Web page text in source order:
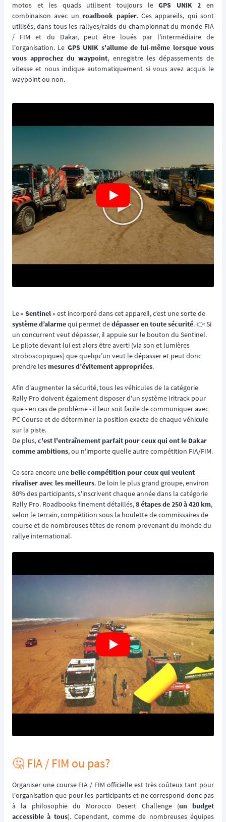
motos et les quads utilisent toujours leGPS UNIK 2 en
combinaison avec un roadbook papier. Ces appareils, qui sont
utilisés, dans tous les rallyes/raids du championnat du monde FIA
/ FIM et du Dakar, peut être loués par l'intermédiaire de
l'organisation. Le GPS UNIK s'allume de lui-même lorsque vous
vous approchez du waypoint, enregistre les dépassements de
vitesse et nous indique automatiquement si vous avez acquis le
waypoint ou non.
Le « Sentinel » est incorporé dans cet appareil, c’est une sorte de
système d’alarmequi permet dedépasser en toute sécurité. 👉️ Si
un concurrent veut dépasser, il appuie sur le bouton du Sentinel.
Le pilote devant lui est alors être averti (via son et lumières
stroboscopiques) que quelqu’un veut le dépasser et peut donc
prendre les mesures d’évitement appropriées.
Afin d'augmenter la sécurité, tous les véhicules de la catégorie
Rally Pro doivent également disposer d'un système Iritrack pour
que - en cas de problème - il leur soit facile de communiquer avec
PC Course et de déterminer la position exacte de chaque véhicule
sur la piste.
De plus,c'est l'entraînement parfait pour ceux qui ont le Dakar
comme ambitions, ou n'importe quelle autre compétition FIA/FIM.
Ce sera encore une belle compétition pour ceux qui veulent
rivaliser avec les meilleurs. De loin le plus grand groupe, environ
80% des participants, s'inscrivent chaque année dans la catégorie
Rally Pro. Roadbooks finement détaillés,8 étapes de 250 à 420 km,
selon le terrain, compétition sous la houlette de commissaires de
course et de nombreuses têtes de renom provenant du monde du
rallye international.
🤔 FIA / FIM ou pas?
Organiser une course FIA / FIM officielle est très coûteux tant pour
l'organisation que pour les participants et ne correspond donc pas
à la philosophie du Morocco Desert Challenge (un budget
accessible à tous). Cependant, comme de nombreuses équipes